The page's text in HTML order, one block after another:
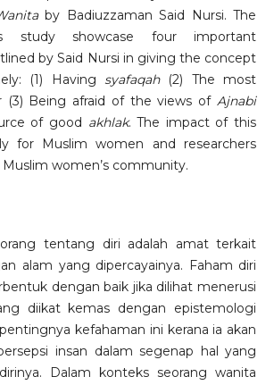
by Badiuzzaman Said Nursi. The
study showcase four important
by Said Nursi in giving the concept
(1) Having syafaqah(2) The most
(3) Being afraid of the views ofAjnabi
of good akhlak. The impact of this
for Muslim women and researchers
women’s community.
tentang diri adalah amat terkait
alam yang dipercayainya. Faham diri
dengan baik jika dilihat menerusi
diikat kemas dengan epistemologi
kefahaman ini kerana ia akan
insan dalam segenap hal yang
Dalam konteks seorang wanita